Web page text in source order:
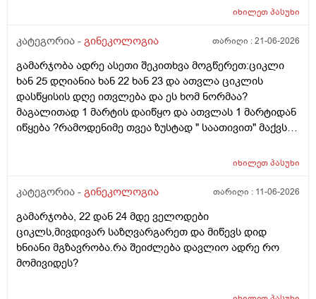
მეშინია კიდევ ხომ არ ჩამოიწევს? მინდა რომ 25 ან
განმავლობაში ? შესაძლოა ისევ 23 ან 25 დღიანი
რამეა.ზოგადად წლებია აუტოიმონური თირეოდიტი
მაქვს.ხშირად მაქვს სანერვიულო.რითი შეიძლება
უნდაცკვების სახით რომ ვმართო ციკლის დღეები?
პასუხიც მივიღე და არა, ყველაფერი ჩვეულებრივადაა
არც ჭარბი სისხლდება არ არის.ადრე რომ 7 დღემდე
მითხარით რომ შეიმოწმეთო ტიესეიჩი და კიდევ სხვა
ასაკი 40
იხილეთპასუხი
კატეგორია - გინეკოლოგია თარიღი :21-06-2026
გამარჯობა ადრე ასეთი შეკითხვა მოგწერეთ:ციკლი
ხან 25 დღიანია ხან 22 ხან 23 და ათვლა ციკლის
დასწყისის დღე ითვლება და ეს ხომ ნორმაა?
მაგალითად 1 მარტის დაიწყო და ათვლას 1 მარტიდან
იწყება ?რამოდენიმე თვეა ზუსტად " საათივით" მაქვს
მეშინია კიდევ ხომ არ ჩამოიწევს? მინდა რომ 25 ან
განმავლობაში ? შესაძლოა ისევ 23 ან 25 დღიანი
რამეა.ზოგადად წლებია აუტოიმონური თირეოდიტი
მაქვს.ხშირად მაქვს სანერვიულო.რითი შეიძლება
უნდაცკვების სახით რომ ვმართო ციკლის დღეები?
იხილეთპასუხი
კატეგორია - გინეკოლოგია თარიღი : 11-06-2026
გამარჯობა, 22 დან 24 მდე ველოდები
ციკლს,მივდივარ საზღვარგარეთ და მიწევს დიდ
ხნიანი მგზავრობა.რა შეიძლება დავლიო ადრე რო
მომივიდეს?